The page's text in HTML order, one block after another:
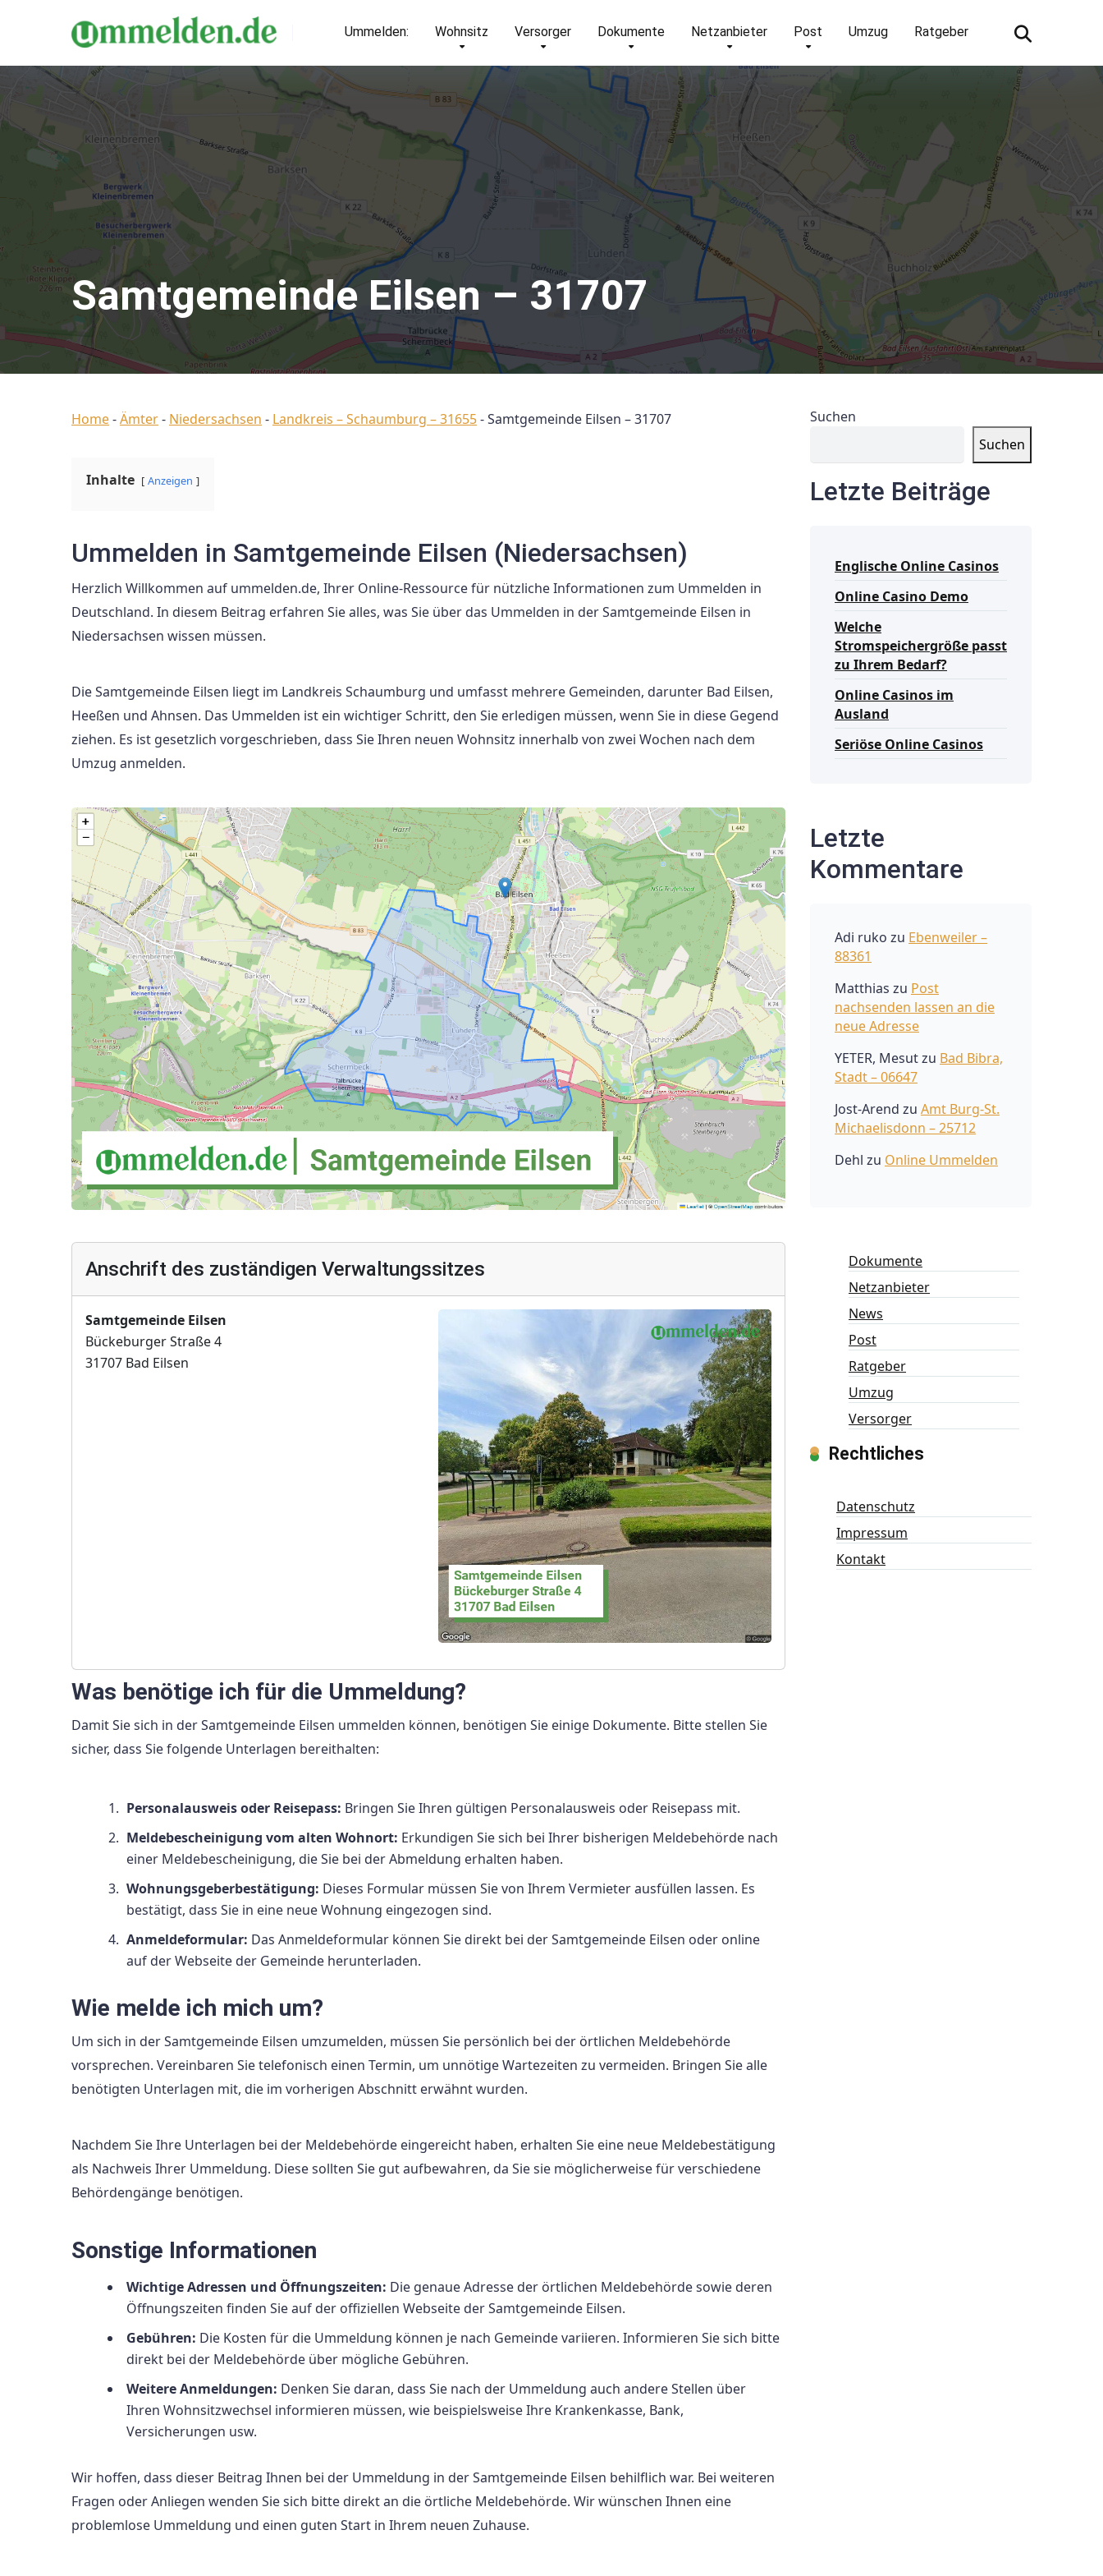
Ummelden: Wohnsitz Versorger Dokumente Netzanbieter Post Umzug Ratgeber
Samtgemeinde Eilsen – 31707
Home-Ämter- Niedersachsen - Landkreis – Schaumburg – 31655-Samtgemeinde Eilsen – 31707
Inhalte Anzeigen
Ummelden in Samtgemeinde Eilsen (Niedersachsen)
Herzlich Willkommen auf ummelden.de, Ihrer Online-Ressource für nützliche Informationen zum Ummelden in
Deutschland. In diesem Beitrag erfahren Sie alles, was Sie über das Ummelden in der Samtgemeinde Eilsen in
Niedersachsen wissen müssen.
Die Samtgemeinde Eilsen liegt im Landkreis Schaumburg und umfasst mehrere Gemeinden, darunter Bad Eilsen,
Heeßen und Ahnsen. Das Ummelden ist ein wichtiger Schritt, den Sie erledigen müssen, wenn Sie in diese Gegend
ziehen. Es ist gesetzlich vorgeschrieben, dass Sie Ihren neuen Wohnsitz innerhalb von zwei Wochen nach dem
Umzug anmelden.
Anschrift des zuständigen Verwaltungssitzes
Samtgemeinde Eilsen
Bückeburger Straße 4
31707 Bad Eilsen
Was benötige ich für die Ummeldung?
Damit Sie sich in der Samtgemeinde Eilsen ummelden können, benötigen Sie einige Dokumente. Bitte stellen Sie
sicher, dass Sie folgende Unterlagen bereithalten:
Personalausweis oder Reisepass: Bringen Sie Ihren gültigen Personalausweis oder Reisepass mit.
Meldebescheinigung vom alten Wohnort: Erkundigen Sie sich bei Ihrer bisherigen Meldebehörde nach
einer Meldebescheinigung, die Sie bei der Abmeldung erhalten haben.
Wohnungsgeberbestätigung: Dieses Formular müssen Sie von Ihrem Vermieter ausfüllen lassen. Es
bestätigt, dass Sie in eine neue Wohnung eingezogen sind.
Anmeldeformular: Das Anmeldeformular können Sie direkt bei der Samtgemeinde Eilsen oder online
auf der Webseite der Gemeinde herunterladen.
Wie melde ich mich um?
Um sich in der Samtgemeinde Eilsen umzumelden, müssen Sie persönlich bei der örtlichen Meldebehörde
vorsprechen. Vereinbaren Sie telefonisch einen Termin, um unnötige Wartezeiten zu vermeiden. Bringen Sie alle
benötigten Unterlagen mit, die im vorherigen Abschnitt erwähnt wurden.
Nachdem Sie Ihre Unterlagen bei der Meldebehörde eingereicht haben, erhalten Sie eine neue Meldebestätigung
als Nachweis Ihrer Ummeldung. Diese sollten Sie gut aufbewahren, da Sie sie möglicherweise für verschiedene
Behördengänge benötigen.
Sonstige Informationen
Wichtige Adressen und Öffnungszeiten: Die genaue Adresse der örtlichen Meldebehörde sowie deren
Öffnungszeiten finden Sie auf der offiziellen Webseite der Samtgemeinde Eilsen.
Gebühren: Die Kosten für die Ummeldung können je nach Gemeinde variieren. Informieren Sie sich bitte
direkt bei der Meldebehörde über mögliche Gebühren.
Weitere Anmeldungen: Denken Sie daran, dass Sie nach der Ummeldung auch andere Stellen über
Ihren Wohnsitzwechsel informieren müssen, wie beispielsweise Ihre Krankenkasse, Bank,
Versicherungen usw.
Wir hoffen, dass dieser Beitrag Ihnen bei der Ummeldung in der Samtgemeinde Eilsen behilflich war. Bei weiteren
Fragen oder Anliegen wenden Sie sich bitte direkt an die örtliche Meldebehörde. Wir wünschen Ihnen eine
problemlose Ummeldung und einen guten Start in Ihrem neuen Zuhause.
Suchen
Suchen
Letzte Beiträge
Englische Online Casinos
Online Casino Demo
Welche
Stromspeichergröße passt
zu Ihrem Bedarf?
Online Casinos im
Ausland
Seriöse Online Casinos
Letzte
Kommentare
Adi ruko zu Ebenweiler –
88361
Matthias zu Post
nachsenden lassen an die
neue Adresse
YETER, Mesutzu Bad Bibra,
Stadt – 06647
Jost-Arend zu Amt Burg-St.
Michaelisdonn – 25712
Dehl zu Online Ummelden
Dokumente
Netzanbieter
News
Post
Ratgeber
Umzug
Versorger
Rechtliches
Datenschutz
Impressum
Kontakt